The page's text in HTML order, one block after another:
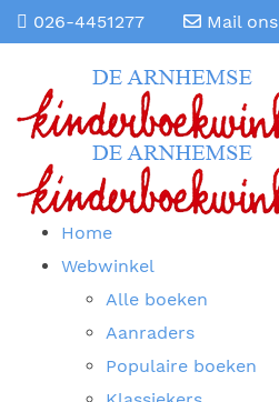
026-4451277 Mail ons
Home
Webwinkel
Alle boeken
Aanraders
Populaire boeken